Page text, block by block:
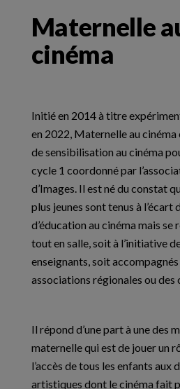
Maternelle
cinéma
Initié en 2014 à titre
en 2022, Maternelle au
de sensibilisation au cinéma
cycle 1 coordonné par
d’Images. Il est né du constat
plus jeunes sont tenus à l’écart
d’éducation au cinéma mais se
tout en salle, soit à l’initiative
enseignants, soit
associations régionales ou des
Il répond d’une part à une des
maternelle qui est de jouer un
l’accès de tous les enfants aux
artistiques dont le cinéma fait